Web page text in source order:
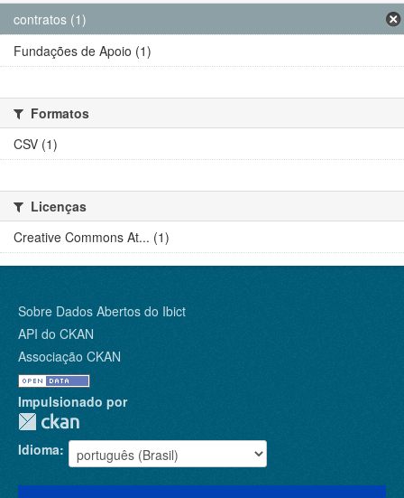
contratos (1)
Fundações de Apoio (1)
Formatos
CSV (1)
Licenças
Creative Commons At... (1)
Sobre Dados Abertos do Ibict
API do CKAN
Associação CKAN
Impulsionado por
Idioma